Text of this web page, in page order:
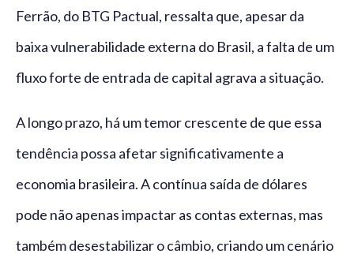
Ferrão, do BTG Pactual, ressalta que, apesar da
baixa vulnerabilidade externa do Brasil, a falta de um
fluxo forte de entrada de capital agrava a situação.
A longo prazo, há um temor crescente de que essa
tendência possa afetar significativamente a
economia brasileira. A contínua saída de dólares
pode não apenas impactar as contas externas, mas
também desestabilizar o câmbio, criando um cenário